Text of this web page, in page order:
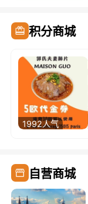
积分商城
1992人气
自营商城